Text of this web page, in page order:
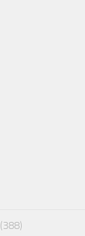
(388)